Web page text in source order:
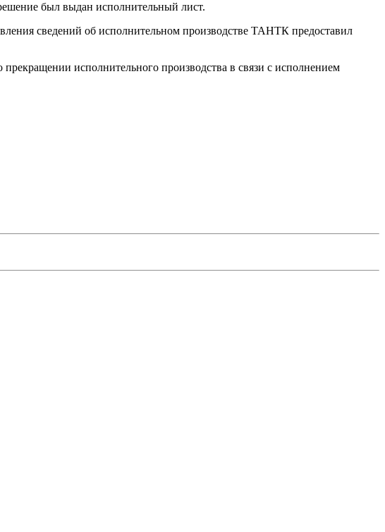
был выдан исполнительный лист.
сведений об исполнительном производстве ТАНТК предоставил
исполнительного производства в связи с исполнением